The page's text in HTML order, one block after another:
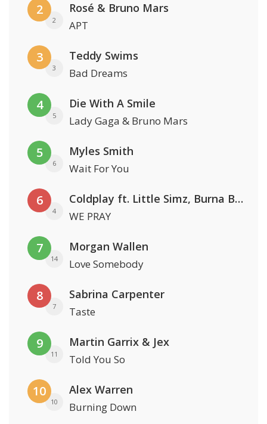
2
2
Rosé & Bruno Mars
APT
3
3
Teddy Swims
Bad Dreams
4
5
Die With A Smile
Lady Gaga & Bruno Mars
5
6
Myles Smith
Wait For You
6
4
Coldplay ft. Little Simz, Burna Boy, Elyanna & Tini
WE PRAY
7
14
Morgan Wallen
Love Somebody
8
7
Sabrina Carpenter
Taste
9
11
Martin Garrix & Jex
Told You So
10
10
Alex Warren
Burning Down